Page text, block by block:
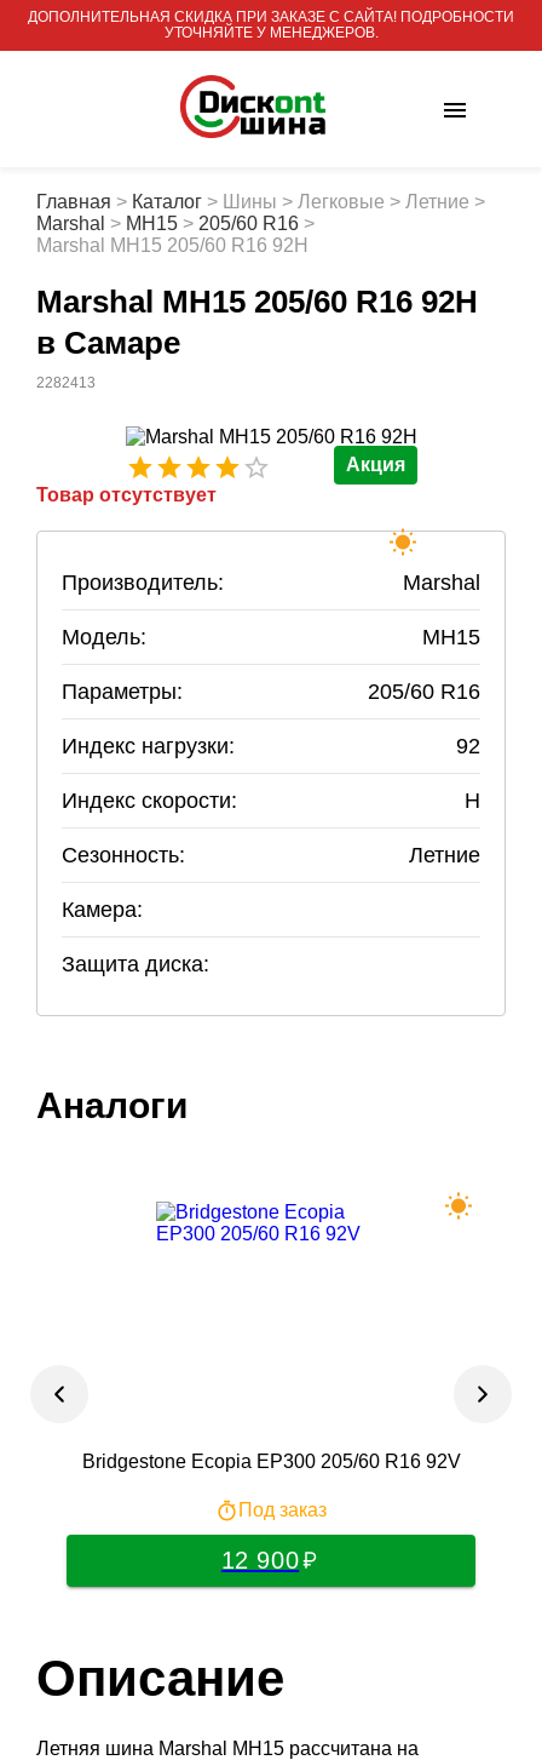
ДОПОЛНИТЕЛЬНАЯ СКИДКА ПРИ ЗАКАЗЕ С САЙТА! ПОДРОБНОСТИ
УТОЧНЯЙТЕ У МЕНЕДЖЕРОВ.
Главная > Каталог > Шины > Легковые > Летние >
Marshal > MH15 > 205/60 R16 >
Marshal MH15 205/60 R16 92H
Marshal MH15 205/60 R16 92H
в Самаре
2282413
Акция
Товар отсутствует
Производитель: Marshal
Модель: MH15
Параметры: 205/60 R16
Индекс нагрузки: 92
Индекс скорости: H
Сезонность: Летние
Камера:
Защита диска:
Аналоги
Bridgestone Ecopia EP300 205/60 R16 92V
Под заказ
12 900
Описание
Летняя шина Marshal MH15 рассчитана на